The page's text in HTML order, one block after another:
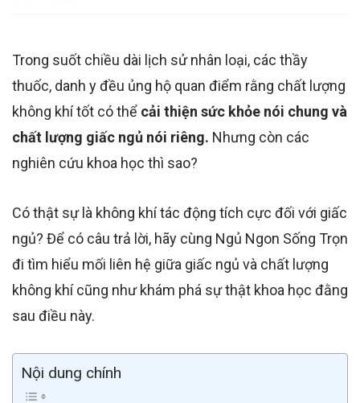
Trong suốt chiều dài lịch sử nhân loại, các thầy
thuốc, danh y đều ủng hộ quan điểm rằng chất lượng
không khí tốt có thể cải thiện sức khỏe nói chung và
chất lượng giấc ngủ nói riêng. Nhưng còn các
nghiên cứu khoa học thì sao?
Có thật sự là không khí tác động tích cực đối với giấc
ngủ? Để có câu trả lời, hãy cùng Ngủ Ngon Sống Trọn
đi tìm hiểu mối liên hệ giữa giấc ngủ và chất lượng
không khí cũng như khám phá sự thật khoa học đằng
sau điều này.
Nội dung chính